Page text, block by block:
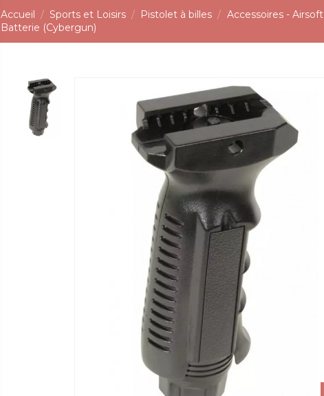
Accueil Sports et Loisirs Pistolet à billes Accessoires - Airsoft
Batterie (Cybergun)